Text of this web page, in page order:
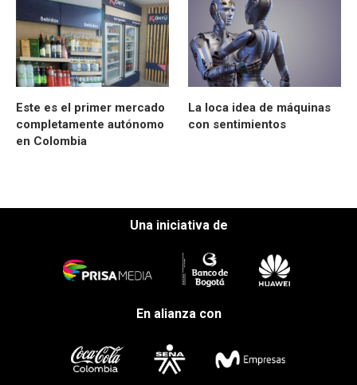
Este es el primer mercado
completamente autónomo
en Colombia
La loca idea de máquinas
con sentimientos
Una iniciativa de
En alianza con